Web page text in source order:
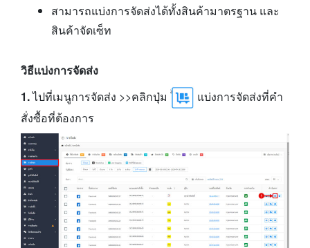
สามารถแบ่งการจัดส่งได้ทั้งสินค้ามาตรฐาน และ
สินค้าจัดเซ็ท
วิธีแบ่งการจัดส่ง
1.ไปที่เมนูการจัดส่ง >>คลิกปุ่ม
แบ่งการจัดส่งที่คำ
สั่งซื้อที่ต้องการ